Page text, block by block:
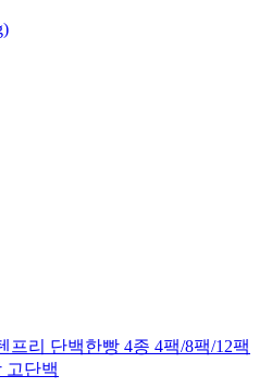
리 단백한빵 4종 4팩/8팩/12팩
고단백